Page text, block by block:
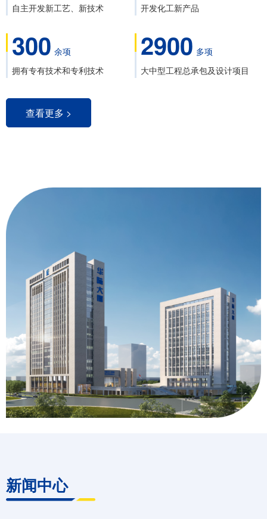
新闻中心
自主开发新工艺、新技术
开发化工新产品
300 余项
拥有专有技术和专利技术
2900 多项
大中型工程总承包及设计项目
查看更多 >